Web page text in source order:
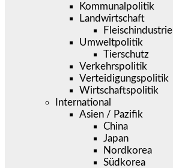
Kommunalpolitik
Landwirtschaft
Fleischindustrie
Umweltpolitik
Tierschutz
Verkehrspolitik
Verteidigungspolitik
Wirtschaftspolitik
International
Asien / Pazifik
China
Japan
Nordkorea
Südkorea